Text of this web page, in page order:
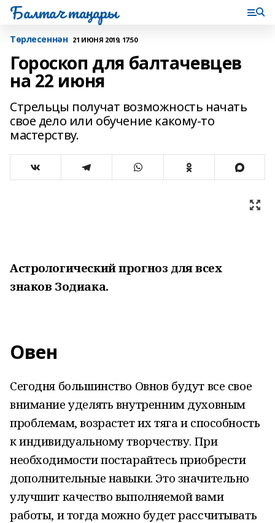
Балтач таңнары
Tөрлесеннән 21 ИЮНЯ 2019, 17:50
Гороскоп для балтачевцев
на 22 июня
Стрельцы получат возможность начать
свое дело или обучение какому-то
мастерству.
Астрологический прогноз для всех
знаков Зодиака.
Овен
Сегодня большинство Овнов будут все свое
внимание уделять внутренним духовным
проблемам, возрастет их тяга и способность
к индивидуальному творчеству. При
необходимости постарайтесь приобрести
дополнительные навыки. Это значительно
улучшит качество выполняемой вами
работы, и тогда можно будет рассчитывать